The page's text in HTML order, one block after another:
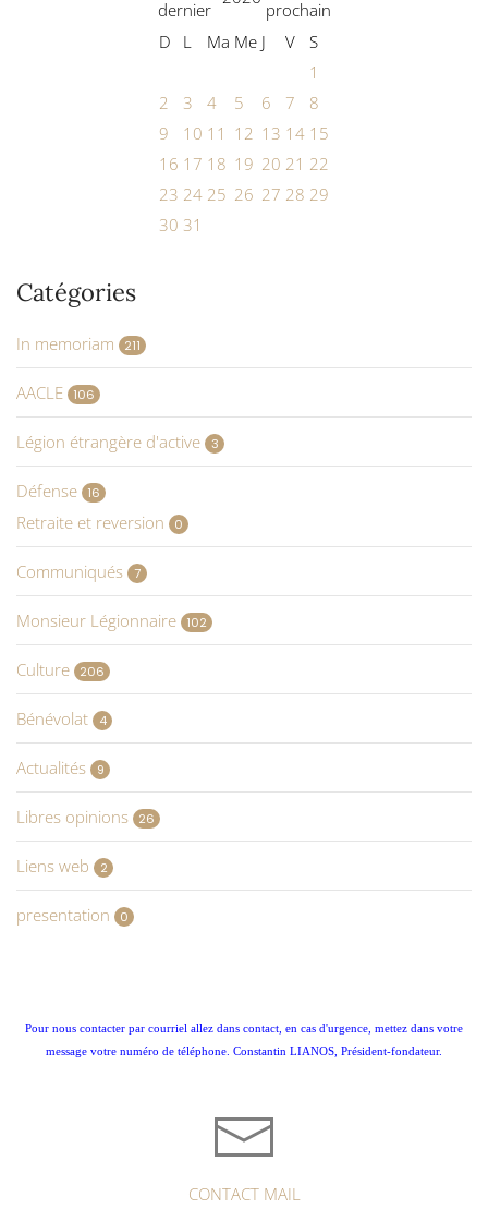
D L Ma Me J V
S
1
2
3 4 5 6 7
8
9
10 11 12 13 14 15
16 17 18 19 20 21 22
23 24 25 26 27 28 29
30 31
Catégories
In memoriam 211
AACLE 106
Légion étrangère d'active 3
Défense 16
Retraite et reversion 0
Communiqués 7
Monsieur Légionnaire 102
Culture 206
Bénévolat 4
Actualités 9
Libres opinions 26
Liens web 2
presentation 0
Pour nous contacter par courriel allez dans contact, en cas d'urgence, mettez dans votre
message votre numéro de téléphone. Constantin LIANOS, Président-fondateur.
CONTACT MAIL